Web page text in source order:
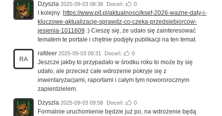
Dzyszla 2025-09-03 08:38 Doceń: 0
I kolejny: https://www.pit.pl/aktualnosci/ksef-2026-wazne-daty-i-
kluczowe-aktualizacje-sprawdz-co-czeka-przedsiebiorcow-
jesienia-1011609 :) Cieszę się, że udało się zainteresować
tematem te portale i chętnie podjęły publikacji na ten temat.
RA
rafdeer 2025-09-03 09:31 Doceń: 0
Jeszcze jakby to przypadało w środku roku to może by się
udało, ale przecież całe wdrożenie pokryje się z
inwentaryzacjami, raportami i całym tym nowororocznym
zapierdzielem.
Dzyszla 2025-09-03 09:58 Doceń: 0
Formalnie uruchomienie będzie już po, na wdrożenie będą